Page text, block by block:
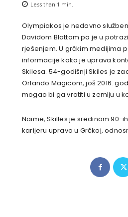
Less than 1 min.
Olympiakos je nedavno
Davidom Blattom pa je u
rješenjem. U grčkim medijima
informacije kako je uprava
Skilesa. 54-godišnji Skiles je
Orlando Magicom, još 2016.
mogao bi ga vratiti u zemlju u
Naime, Skilles je sredinom 90-
karijeru upravo u Grčkoj,